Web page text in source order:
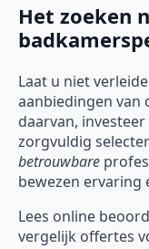
Het zoeken
Laat u niet
aanbiedingen van
daarvan,
zorgvuldig
betrouwbare
bewezen ervaring
Lees online
vergelijk offertes